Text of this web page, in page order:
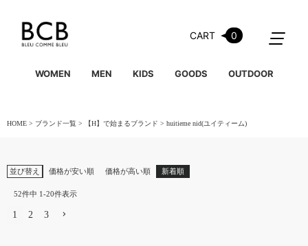
CART 0
WOMEN MEN KIDS GOODS OUTDOOR
HOME ブランド一覧 【H】で始まるブランド huitieme nid(ユイティーム)
並び替え 価格が安い順 価格が高い順 新着順
52件中 1-20件表示
1 2 3